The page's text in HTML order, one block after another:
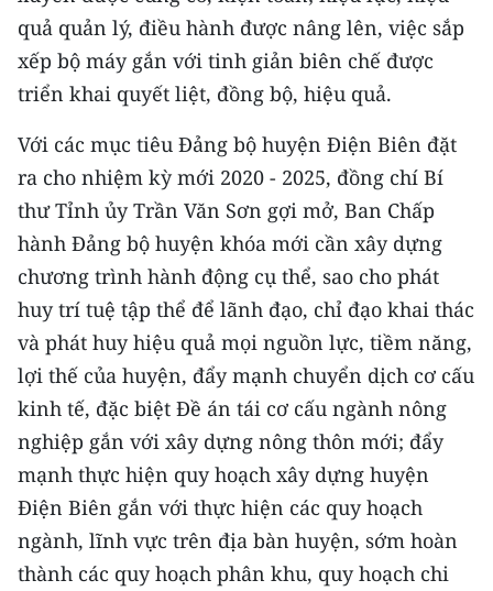
quả quản lý, điều hành được nâng lên, việc sắp
xếp bộ máy gắn với tinh giản biên chế được
triển khai quyết liệt, đồng bộ, hiệu quả.
Với các mục tiêu Đảng bộ huyện Điện Biên đặt
ra cho nhiệm kỳ mới 2020 - 2025, đồng chí Bí
thư Tỉnh ủy Trần Văn Sơn gợi mở, Ban Chấp
hành Đảng bộ huyện khóa mới cần xây dựng
chương trình hành động cụ thể, sao cho phát
huy trí tuệ tập thể để lãnh đạo, chỉ đạo khai thác
và phát huy hiệu quả mọi nguồn lực, tiềm năng,
lợi thế của huyện, đẩy mạnh chuyển dịch cơ cấu
kinh tế, đặc biệt Đề án tái cơ cấu ngành nông
nghiệp gắn với xây dựng nông thôn mới; đẩy
mạnh thực hiện quy hoạch xây dựng huyện
Điện Biên gắn với thực hiện các quy hoạch
ngành, lĩnh vực trên địa bàn huyện, sớm hoàn
thành các quy hoạch phân khu, quy hoạch chi